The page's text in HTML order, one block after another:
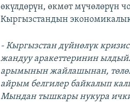
өкүлдөрүн, өкмөт мүчөлөрүн
Кыргызстандын
- Кыргызстан дүйнөлүк
жандуу аракеттеринин
арымынын жайлашынан,
айрым белгилер байкалып
Мындан тышкары нукура ички